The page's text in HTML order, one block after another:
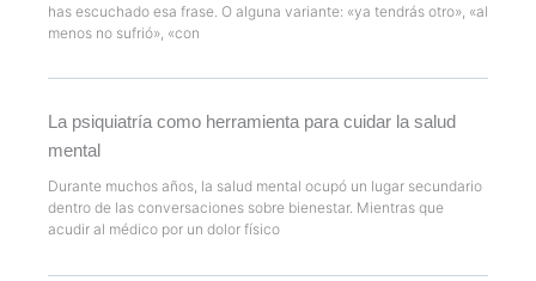
has escuchado esa frase. O alguna variante: «ya tendrás otro», «al
menos no sufrió», «con
La psiquiatría como herramienta para cuidar la salud
mental
Durante muchos años, la salud mental ocupó un lugar secundario
dentro de las conversaciones sobre bienestar. Mientras que
acudir al médico por un dolor físico